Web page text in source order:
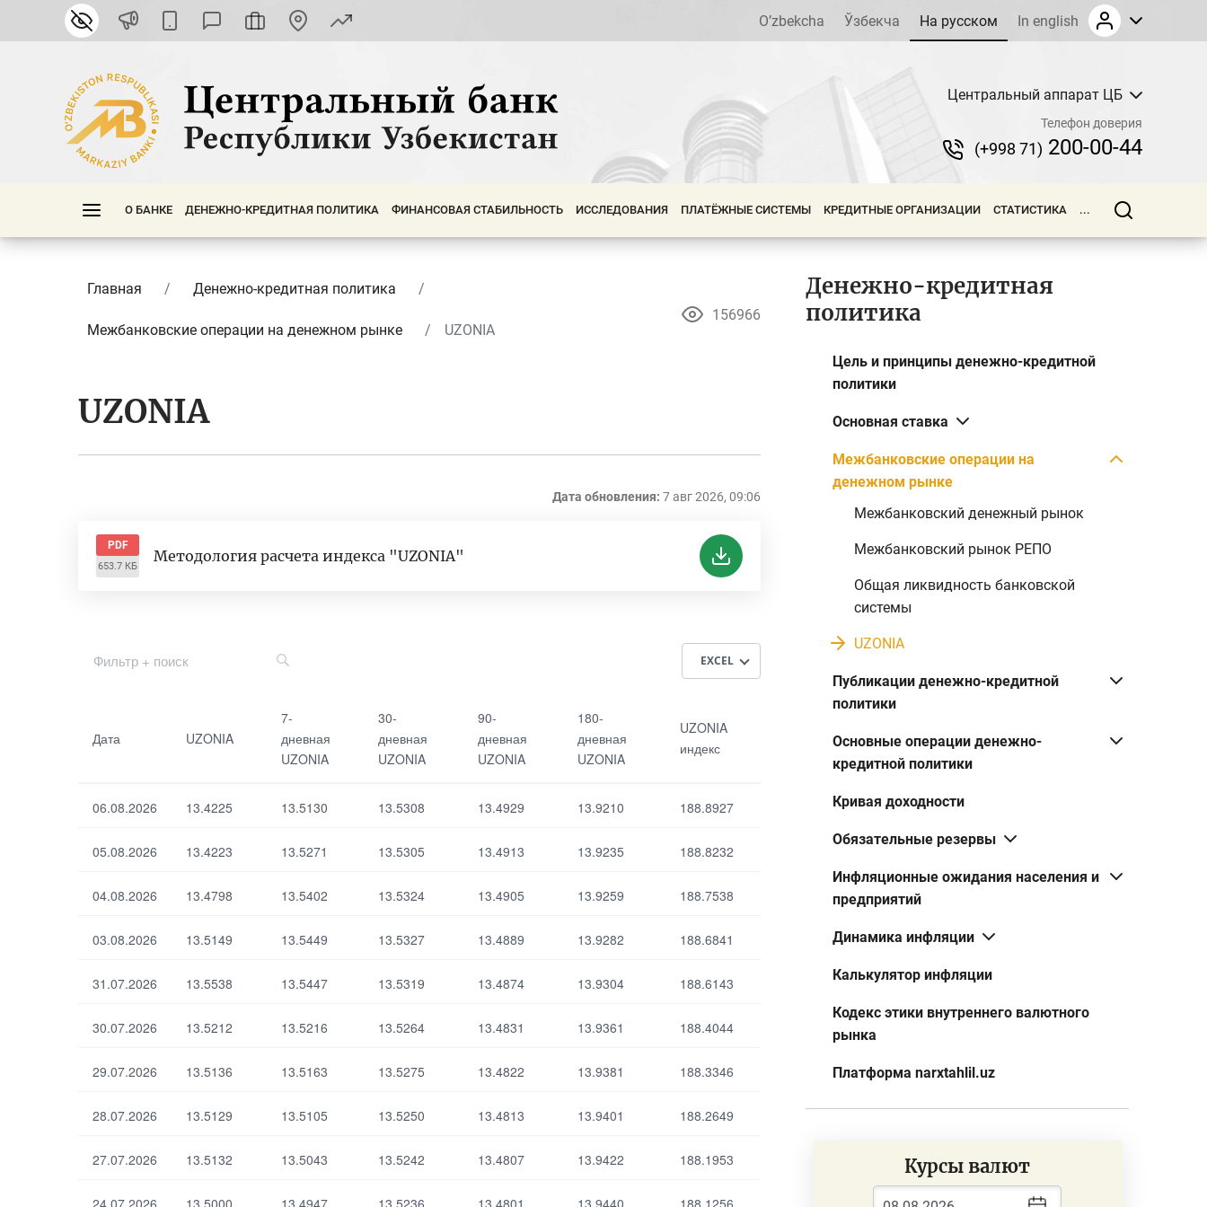
O’zbekcha Ўзбекча На русском In english
Центральный аппарат ЦБ
Телефон доверия
(+998 71) 200-00-44
О БАНКЕ ДЕНЕЖНО-КРЕДИТНАЯ ПОЛИТИКА ФИНАНСОВАЯ СТАБИЛЬНОСТЬ ИССЛЕДОВАНИЯ ПЛАТЁЖНЫЕ СИСТЕМЫ КРЕДИТНЫЕ ОРГАНИЗАЦИИ СТАТИСТИКА ...
Главная Денежно-кредитная политика
Межбанковские операции на денежном рынке UZONIA
156966
UZONIA
Дата обновления: 7 авг 2026, 09:06
PDF
653.7 КБ
Методология расчета индекса "UZONIA"
EXCEL
7-дневная
UZONIA
90-дневная
UZONIA
Дата UZONIA
7-
дневная
UZONIA
30-
дневная
UZONIA
90-
дневная
UZONIA
180-
дневная
UZONIA
UZONIA
индекс
06.08.2026 13.4225 13.5130 13.5308 13.4929 13.9210 188.8927
05.08.2026 13.4223 13.5271 13.5305 13.4913 13.9235 188.8232
04.08.2026 13.4798 13.5402 13.5324 13.4905 13.9259 188.7538
03.08.2026 13.5149 13.5449 13.5327 13.4889 13.9282 188.6841
31.07.2026 13.5538 13.5447 13.5319 13.4874 13.9304 188.6143
30.07.2026 13.5212 13.5216 13.5264 13.4831 13.9361 188.4044
29.07.2026 13.5136 13.5163 13.5275 13.4822 13.9381 188.3346
28.07.2026 13.5129 13.5105 13.5250 13.4813 13.9401 188.2649
27.07.2026 13.5132 13.5043 13.5242 13.4807 13.9422 188.1953
Денежно-кредитная
политика
Цель и принципы денежно-кредитной
политики
Основная ставка
Межбанковские операции на
денежном рынке
Межбанковский денежный рынок
Межбанковский рынок РЕПО
Общая ликвидность банковской
системы
UZONIA
Публикации денежно-кредитной
политики
Основные операции денежно-
кредитной политики
Кривая доходности
Обязательные резервы
Инфляционные ожидания населения и
предприятий
Динамика инфляции
Калькулятор инфляции
Кодекс этики внутреннего валютного
рынка
Платформа narxtahlil.uz
Курсы валют